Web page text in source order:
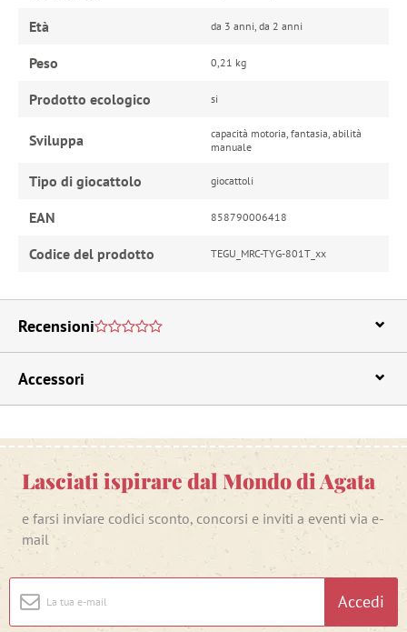
Età da 3 anni, da 2 anni
Peso 0,21 kg
Prodotto ecologico si
Sviluppa
capacità motoria, fantasia, abilità
manuale
Tipo di giocattolo giocattoli
EAN 858790006418
Codice del prodotto TEGU_MRC-TYG-801T_xx
Recensioni
Accessori
Lasciati ispirare dal Mondo di Agata
e farsi inviare codici sconto, concorsi e inviti a eventi via e-
mail
Accedi